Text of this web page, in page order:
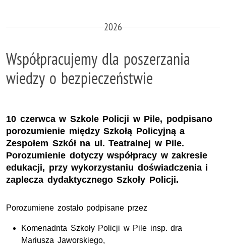
2026
Współpracujemy dla poszerzania
wiedzy o bezpieczeństwie
10 czerwca w Szkole Policji w Pile, podpisano
porozumienie między Szkołą Policyjną a
Zespołem Szkół na ul. Teatralnej w Pile.
Porozumienie dotyczy współpracy w zakresie
edukacji, przy wykorzystaniu doświadczenia i
zaplecza dydaktycznego Szkoły Policji.
Porozumiene zostało podpisane przez
Komenadnta Szkoły Policji w Pile insp. dra
Mariusza Jaworskiego,